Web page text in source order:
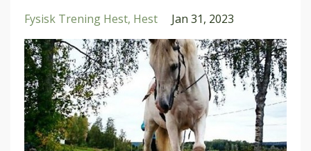
Fysisk Trening Hest Hest Jan 31, 2023